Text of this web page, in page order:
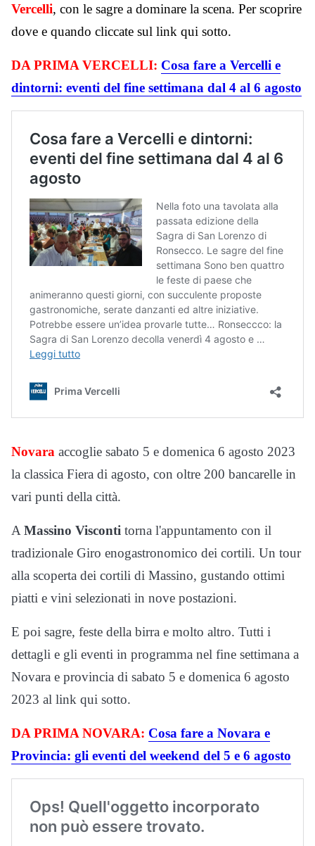
Vercelli, con le sagre a dominare la scena. Per scoprire
dove e quando cliccate sul link qui sotto.
DA PRIMA VERCELLI: Cosa fare a Vercelli e
dintorni: eventi del fine settimana dal 4 al 6 agosto
Novara accoglie sabato 5 e domenica 6 agosto 2023
la classica Fiera di agosto, con oltre 200 bancarelle in
vari punti della città.
A Massino Visconti torna l'appuntamento con il
tradizionale Giro enogastronomico dei cortili. Un tour
alla scoperta dei cortili di Massino, gustando ottimi
piatti e vini selezionati in nove postazioni.
E poi sagre, feste della birra e molto altro. Tutti i
dettagli e gli eventi in programma nel fine settimana a
Novara e provincia di sabato 5 e domenica 6 agosto
2023 al link qui sotto.
DA PRIMA NOVARA: Cosa fare a Novara e
Provincia: gli eventi del weekend del 5 e 6 agosto